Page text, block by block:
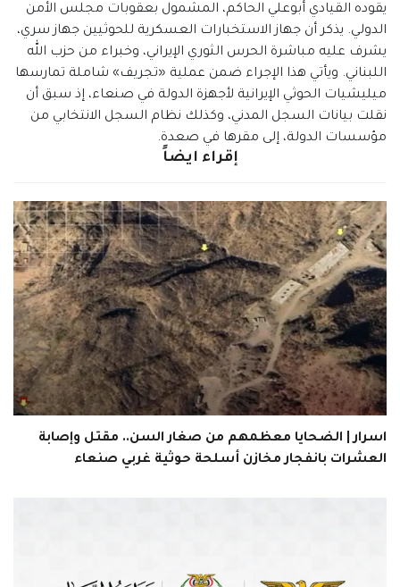
يقوده القيادي أبوعلي الحاكم، المشمول بعقوبات مجلس الأمن
الدولي. يذكر أن جهاز الاستخبارات العسكرية للحوثيين جهاز سري،
يشرف عليه مباشرة الحرس الثوري الإيراني، وخبراء من حزب الله
اللبناني. ويأتي هذا الإجراء ضمن عملية «تجريف» شاملة تمارسها
ميليشيات الحوثي الإيرانية لأجهزة الدولة في صنعاء، إذ سبق أن
نقلت بيانات السجل المدني، وكذلك نظام السجل الانتخابي من
مؤسسات الدولة، إلى مقرها في صعدة.
إقراء ايضاً
اسرار | الضحايا معظمهم من صغار السن.. مقتل وإصابة
العشرات بانفجار مخازن أسلحة حوثية غربي صنعاء